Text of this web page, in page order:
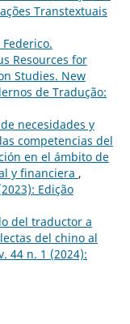
Transtextuais
Resources for
Studies. New
de Tradução:
necesidades y
competencias del
en el ámbito de
y financiera ,
Edição
del traductor a
del chino al
44 n. 1 (2024):